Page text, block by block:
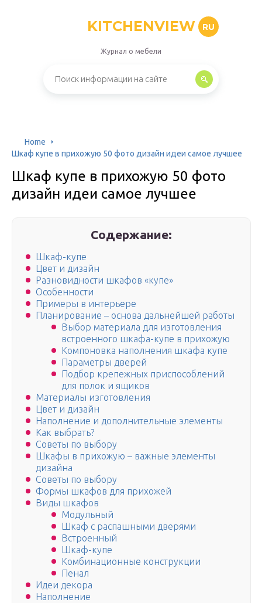
KITCHENVIEW RU
Журнал о мебели
Home
Шкаф купе в прихожую 50 фото дизайн идеи самое лучшее
Шкаф купе в прихожую 50 фото
дизайн идеи самое лучшее
Содержание:
Шкаф-купе
Цвет и дизайн
Разновидности шкафов «купе»
Особенности
Примеры в интерьере
Планирование – основа дальнейшей работы
Выбор материала для изготовления
встроенного шкафа-купе в прихожую
Компоновка наполнения шкафа купе
Параметры дверей
Подбор крепежных приспособлений
для полок и ящиков
Материалы изготовления
Цвет и дизайн
Наполнение и дополнительные элементы
Как выбрать?
Советы по выбору
Шкафы в прихожую – важные элементы
дизайна
Советы по выбору
Формы шкафов для прихожей
Виды шкафов
Модульный
Шкаф с распашными дверями
Встроенный
Шкаф-купе
Комбинационные конструкции
Пенал
Идеи декора
Наполнение